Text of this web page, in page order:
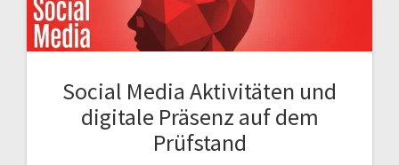
Social Media Aktivitäten und
digitale Präsenz auf dem
Prüfstand